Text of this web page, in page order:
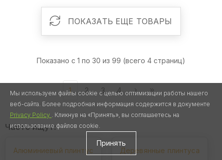
ПОКАЗАТЬ ЕЩЕ ТОВАРЫ
Показано с 1 по 30 из 99 (всего 4 страниц)
1 2 3 4
Часто ищут:
Алюминиевый плинтус Деревянные плинтуса
Мы используем файлы cookie с целью оптимизации работы нашего
веб-сайта. Более подробная информация содержится в документе
Privacy Policy . Кликнув на «Принять», вы соглашаетесь на
использование файлов cookie.
Принять